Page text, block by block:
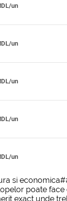
un
un
un
un
un
si
poate
exact unde